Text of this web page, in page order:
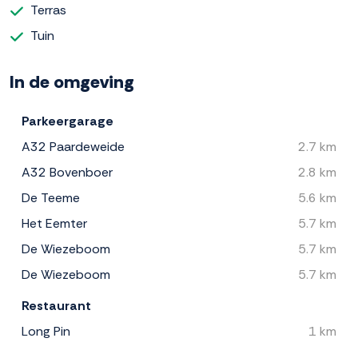
Terras
Tuin
In de omgeving
Parkeergarage
A32 Paardeweide
2.7 km
A32 Bovenboer
2.8 km
De Teeme
5.6 km
Het Eemter
5.7 km
De Wiezeboom
5.7 km
De Wiezeboom
5.7 km
Restaurant
Long Pin
1 km